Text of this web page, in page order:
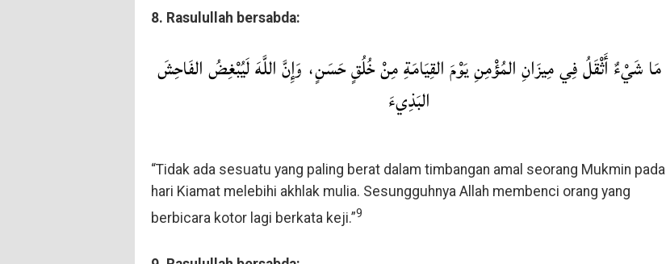
8. Rasulullah bersabda:
مَا شَيْءٌ أَثْقَلُ فِي مِيزَانِ المُؤْمِنِ يَوْمَ القِيَامَةِ مِنْ خُلُقٍ حَسَنٍ، وَإِنَّ اللَّهَ لَيُبْغِضُ الفَاحِشَ
البَذِيءَ
“Tidak ada sesuatu yang paling berat dalam timbangan amal seorang Mukmin pada
hari Kiamat melebihi akhlak mulia. Sesungguhnya Allah membenci orang yang
berbicara kotor lagi berkata keji.”9